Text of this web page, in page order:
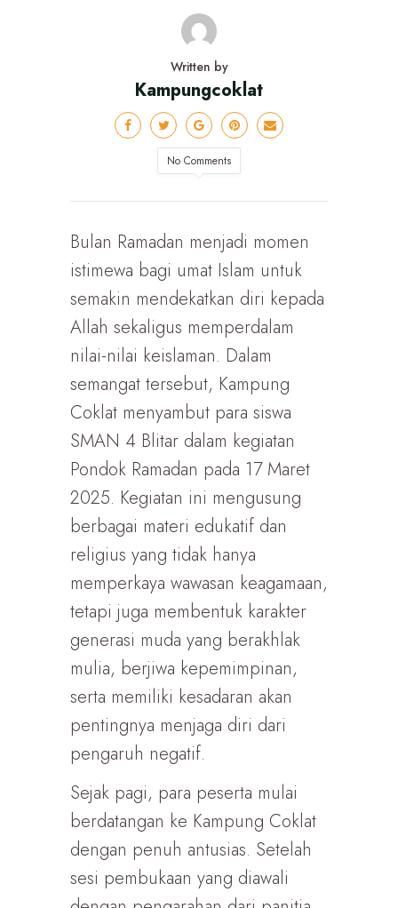
Written by
Kampungcoklat
No Comments
Bulan Ramadan menjadi momen
istimewa bagi umat Islam untuk
semakin mendekatkan diri kepada
Allah sekaligus memperdalam
nilai-nilai keislaman. Dalam
semangat tersebut, Kampung
Coklat menyambut para siswa
SMAN 4 Blitar dalam kegiatan
Pondok Ramadan pada 17 Maret
2025. Kegiatan ini mengusung
berbagai materi edukatif dan
religius yang tidak hanya
memperkaya wawasan keagamaan,
tetapi juga membentuk karakter
generasi muda yang berakhlak
mulia, berjiwa kepemimpinan,
serta memiliki kesadaran akan
pentingnya menjaga diri dari
pengaruh negatif.
Sejak pagi, para peserta mulai
berdatangan ke Kampung Coklat
dengan penuh antusias. Setelah
sesi pembukaan yang diawali